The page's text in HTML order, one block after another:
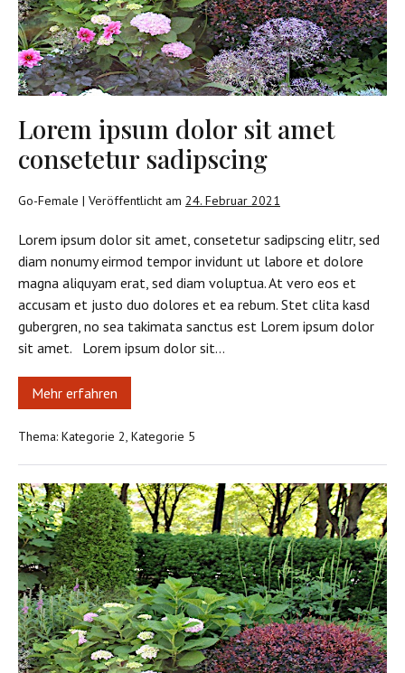
Lorem ipsum dolor sit amet
consetetur sadipscing
Go-Female | Veröffentlicht am 24. Februar 2021
Lorem ipsum dolor sit amet, consetetur sadipscing elitr, sed
diam nonumy eirmod tempor invidunt ut labore et dolore
magna aliquyam erat, sed diam voluptua. At vero eos et
accusam et justo duo dolores et ea rebum. Stet clita kasd
gubergren, no sea takimata sanctus est Lorem ipsum dolor
sit amet. Lorem ipsum dolor sit…
Mehr erfahren
Lorem
ipsum
sit
consetetur
sadipscing
Thema: Kategorie 2, Kategorie 5
Erst
eine
Headline
am
Start